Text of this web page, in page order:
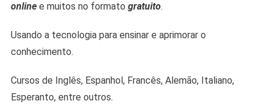
online e muitos no formato gratuito.
Usando a tecnologia para ensinar e aprimorar o
conhecimento.
Cursos de Inglês, Espanhol, Francês, Alemão, Italiano,
Esperanto, entre outros.